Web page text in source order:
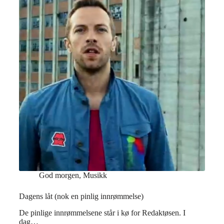
God morgen, Musikk
Dagens låt (nok en pinlig innrømmelse)
De pinlige innrømmelsene står i kø for Redaktøsen. I
dag…